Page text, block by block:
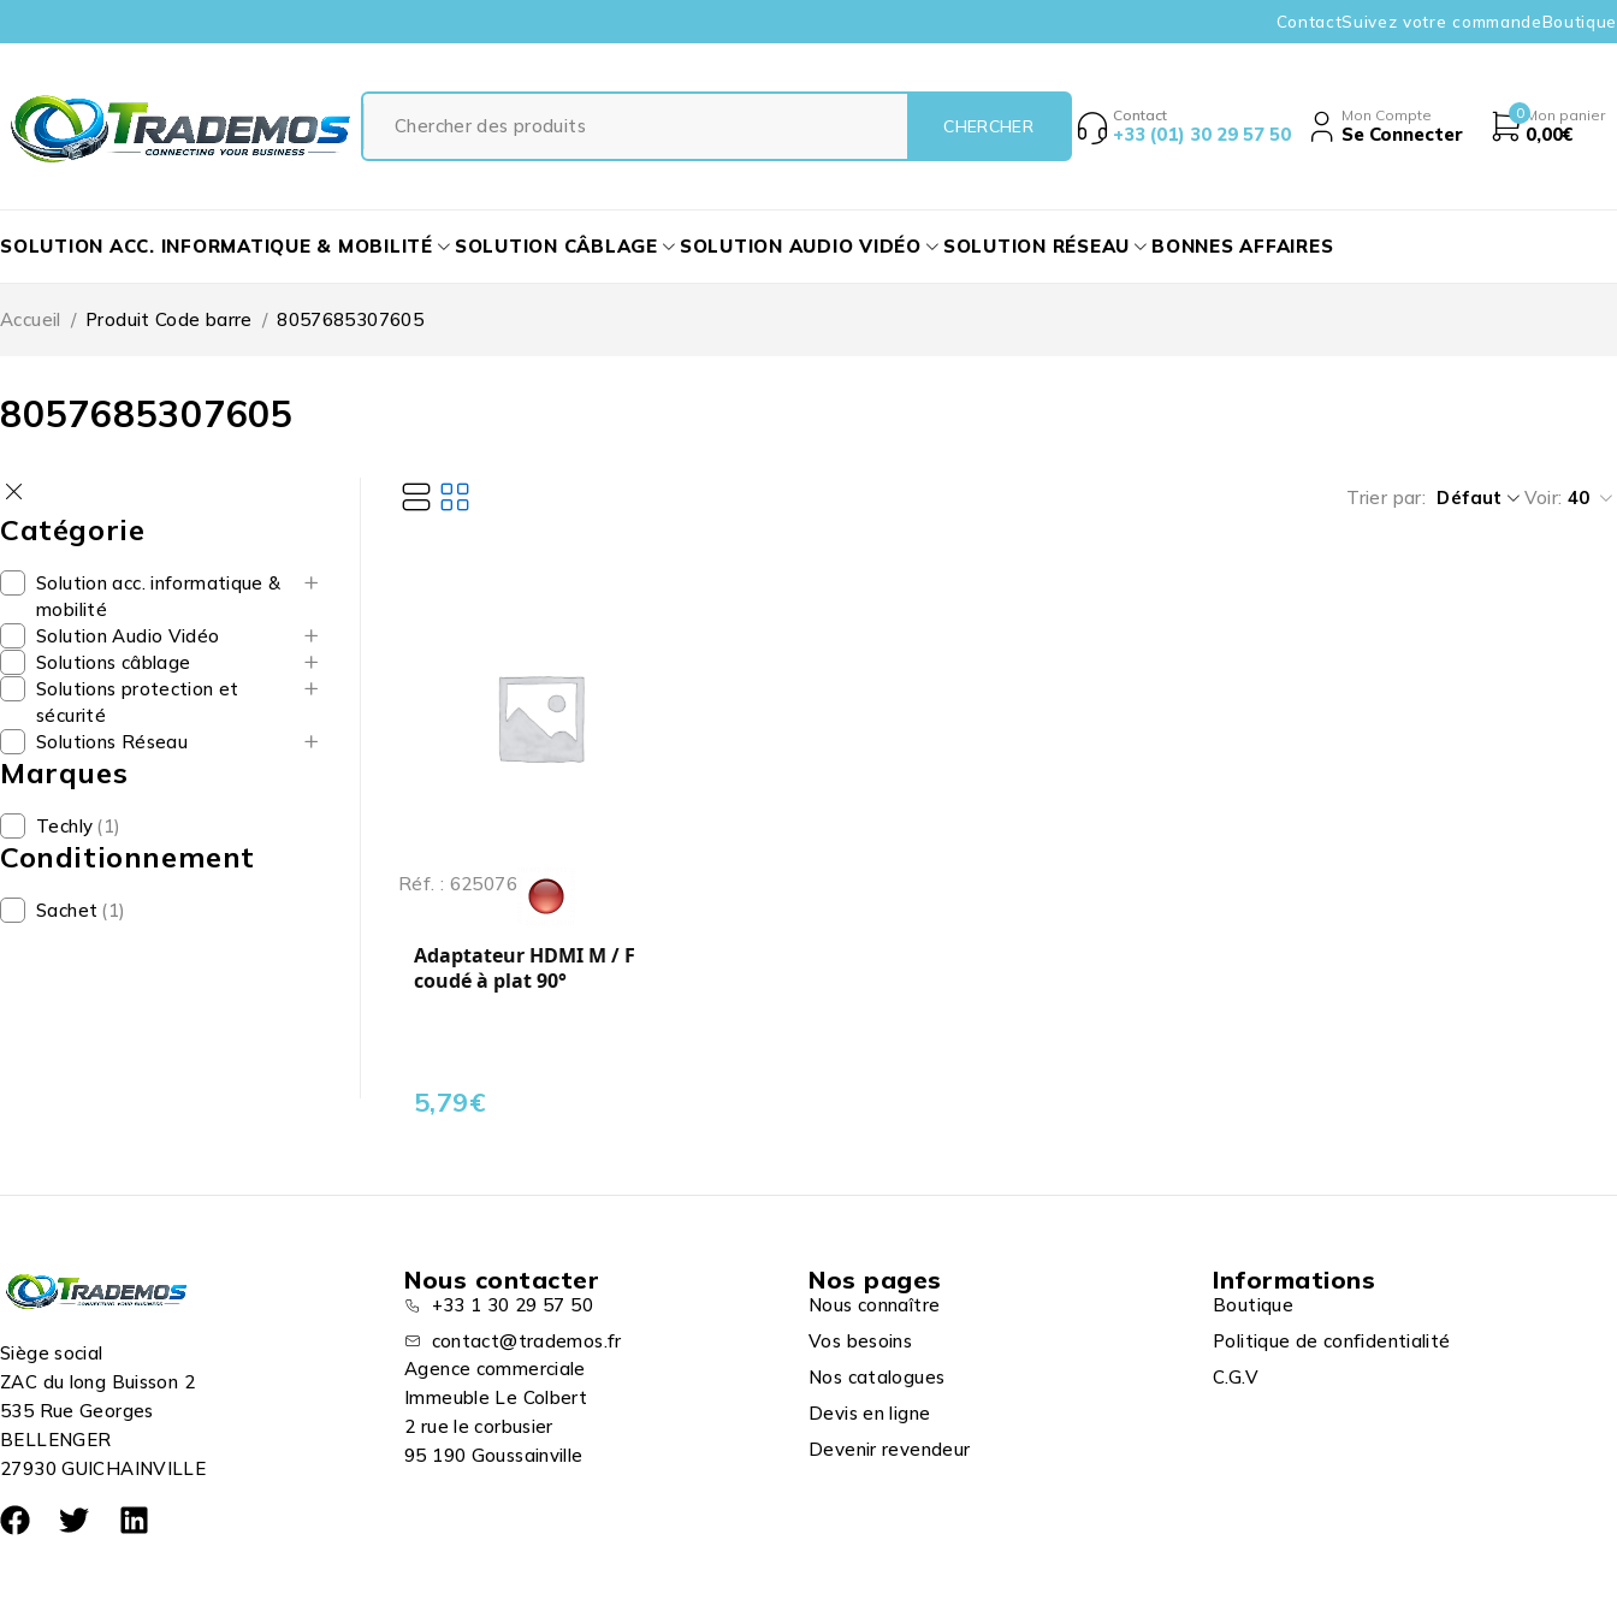
ContactSuivez votre commandeBoutique
Contact
+33 (01) 30 29 57 50
Mon Compte
Se Connecter
0 Mon panier
0,00€
SOLUTION ACC. INFORMATIQUE & MOBILITÉ SOLUTION CÂBLAGE SOLUTION AUDIO VIDÉO SOLUTION RÉSEAU BONNES AFFAIRES
8057685307605
Accueil / Produit Code barre / 8057685307605
Catégorie
Solution acc. informatique &
mobilité
Solution Audio Vidéo
Solutions câblage
Solutions protection et
sécurité
Solutions Réseau
Marques
Techly (1)
Conditionnement
Sachet (1)
Trier par Défaut Voir: 40
Réf. : 625076
Adaptateur HDMI M / F
coudé à plat 90°
5,79€
Siège social
ZAC du long Buisson 2
535 Rue Georges
BELLENGER
27930 GUICHAINVILLE
Nous contacter
+33 1 30 29 57 50
contact@trademos.fr
Agence commerciale
Immeuble Le Colbert
2 rue le corbusier
95 190 Goussainville
Nos pages
Nous connaître
Vos besoins
Nos catalogues
Devis en ligne
Devenir revendeur
Informations
Boutique
Politique de confidentialité
C.G.V